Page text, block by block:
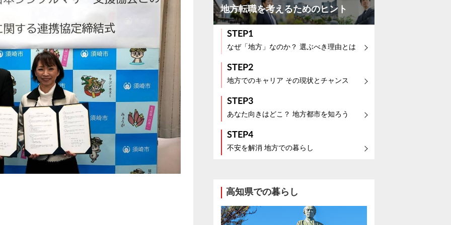
地方転職を考えるためのヒント
STEP1
なぜ「地方」なのか？ 選ぶべき理由とは
STEP2
地方でのキャリア その現状とチャンス
STEP3
あなた向きはどこ？ 地方都市を知ろう
STEP4
不安を解消 地方での暮らし
高知県での暮らし